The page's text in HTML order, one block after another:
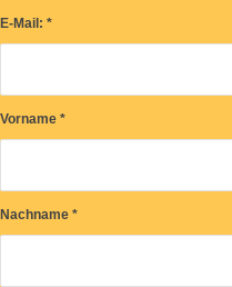
E-Mail: *
Vorname *
Nachname *